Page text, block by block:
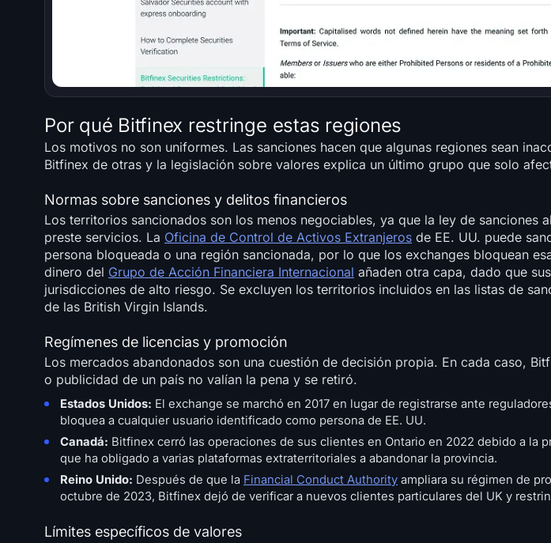
Por qué Bitfinex restringe estas regiones
Los motivos no son uniformes. Las sanciones hacen que algunas regiones sean
Bitfinex de otras y la legislación sobre valores explica un último grupo que solo
Normas sobre sanciones y delitos financieros
Los territorios sancionados son los menos negociables, ya que la ley de sanciones
preste servicios. La Oficina de Control de Activos Extranjeros de EE. UU. puede
persona bloqueada o una región sancionada, por lo que los exchanges bloquean
dinero del Grupo de Acción Financiera Internacional añaden otra capa, dado que
jurisdicciones de alto riesgo. Se excluyen los territorios incluidos en las listas de
de las British Virgin Islands.
Regímenes de licencias y promoción
Los mercados abandonados son una cuestión de decisión propia. En cada caso,
o publicidad de un país no valían la pena y se retiró.
Estados Unidos: El exchange se marchó en 2017 en lugar de registrarse ante
bloquea a cualquier usuario identificado como persona de EE. UU.
Canadá: Bitfinex cerró las operaciones de sus clientes en Ontario en 2022 debido a la
que ha obligado a varias plataformas extraterritoriales a abandonar la provincia.
Reino Unido: Después de que la Financial Conduct Authority ampliara su régimen de
octubre de 2023, Bitfinex dejó de verificar a nuevos clientes particulares del UK y
Límites específicos de valores